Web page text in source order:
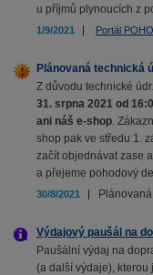
u příjmů plynoucích z
1/9/2021 Portál
Plánovaná technická
Z důvodu technické
31. srpna 2021 od
ani náš e-shop.
shop pak ve středu 1.
začít objednávat zase
a přejeme pohodový
30/8/2021
Výdajový paušál na
Paušální výdaj na
(a další výdaje),